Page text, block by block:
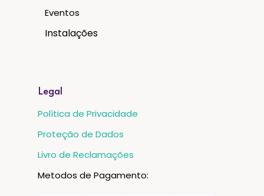
Eventos
Instalações
Legal
Política de Privacidade
Proteção de Dados
Livro de Reclamações
Metodos de Pagamento: